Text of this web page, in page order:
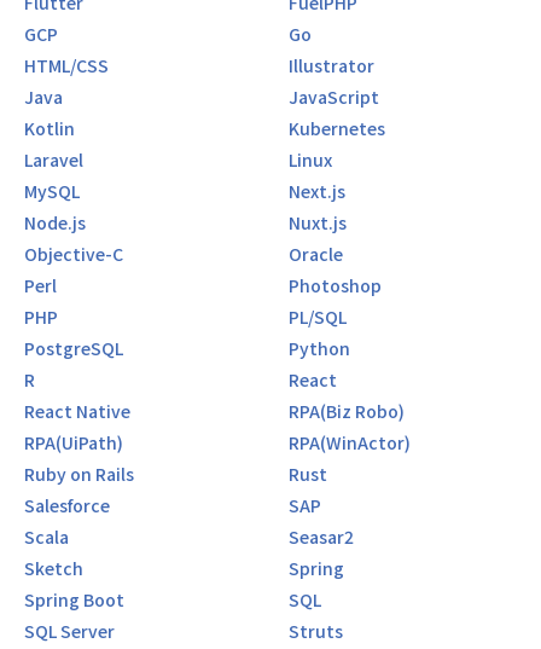
GCP
Go
HTML/CSS
Illustrator
Java
JavaScript
Kotlin
Kubernetes
Laravel
Linux
MySQL
Next.js
Node.js
Nuxt.js
Objective-C
Oracle
Perl
Photoshop
PHP
PL/SQL
PostgreSQL
Python
R
React
React Native
RPA(Biz Robo)
RPA(UiPath)
RPA(WinActor)
Ruby on Rails
Rust
Salesforce
SAP
Scala
Seasar2
Sketch
Spring
Spring Boot
SQL
SQL Server
Struts